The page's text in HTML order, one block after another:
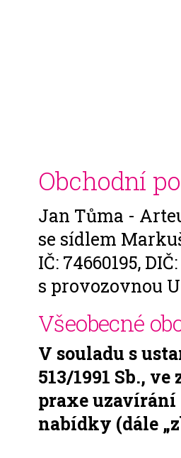
Obchodní
Jan Tůma -
se sídlem
IČ: 74660195,
s provozovnou U
Všeobecné
V souladu s
513/1991 Sb.,
praxe uzavírání
nabídky (dále